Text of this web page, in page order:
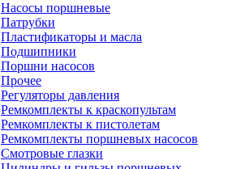
Насосы поршневые
Патрубки
Пластификаторы и масла
Подшипники
Поршни насосов
Прочее
Регуляторы давления
Ремкомплекты к краскопультам
Ремкомплекты к пистолетам
Ремкомплекты поршневых насосов
Смотровые глазки